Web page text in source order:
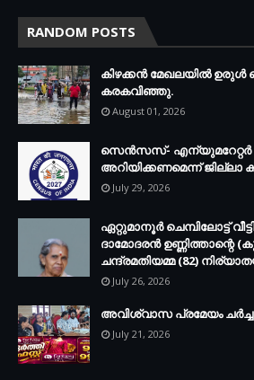
RANDOM POSTS
കിഴക്കന്‍ മേഖലയില്‍ ഉരുള്‍
കരകവിഞ്ഞു.
August 01, 2026
സെന്‍സസ്- എന്യുമറേറ്റര്‍
അറിയിക്കണമെന്ന് ജില്ലാ
July 29, 2026
ഏറ്റുമാനൂര്‍ ചെമ്പിലോട്ട്
ദാമോദരന്‍ ഉണ്ണിത്താന്റെ
ചന്ദ്രമതിയമ്മ (82)
July 26, 2026
അവിശ്വാസ പ്രമേയം
July 21, 2026